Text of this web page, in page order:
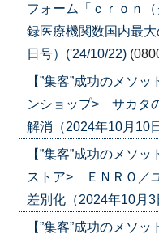
フォーム「ｃｒｏｎ
録医療機関数国内最
日号）('24/10/22)
【”集客”成功のメソ
ンショップ> サカタ
解消（2024年10月10
【”集客”成功のメソ
ストア> ＥＮＲＯ／
差別化（2024年10月
【”集客”成功のメソ